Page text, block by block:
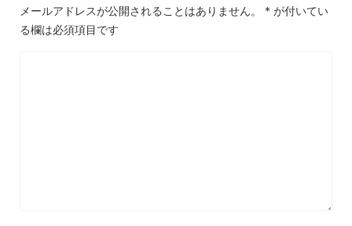
メールアドレスが公開されることはありません。 * が付いてい
る欄は必須項目です